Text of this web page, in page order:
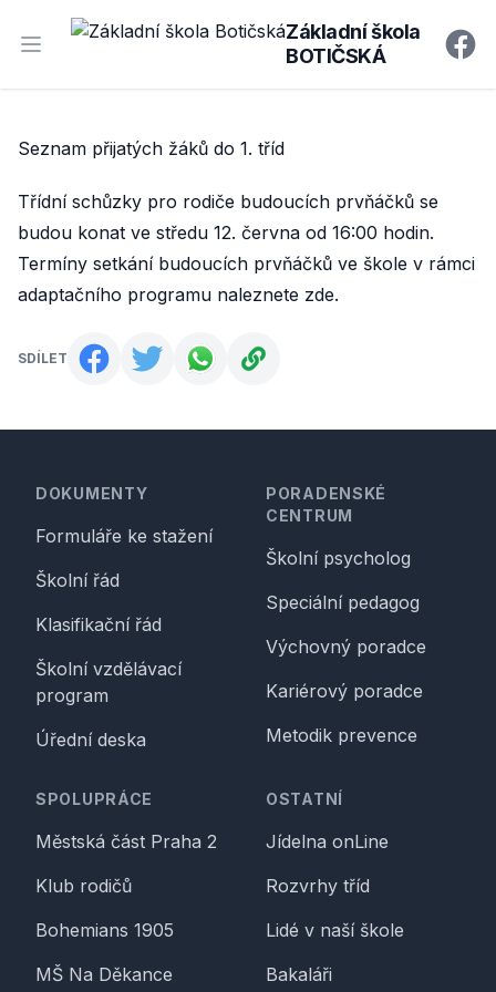
Open main menu
Základní škola
BOTIČSKÁ
Seznam přijatých žáků do 1. tříd
Třídní schůzky pro rodiče budoucích prvňáčků se
budou konat ve středu 12. června od 16:00 hodin.
Termíny setkání budoucích prvňáčků ve škole v rámci
adaptačního programu naleznete zde.
SDÍLET
DOKUMENTY
Formuláře ke stažení
Školní řád
Klasifikační řád
Školní vzdělávací
program
Úřední deska
PORADENSKÉ
CENTRUM
Školní psycholog
Speciální pedagog
Výchovný poradce
Kariérový poradce
Metodik prevence
SPOLUPRÁCE
Městská část Praha 2
Klub rodičů
Bohemians 1905
MŠ Na Děkance
OSTATNÍ
Jídelna onLine
Rozvrhy tříd
Lidé v naší škole
Bakaláři